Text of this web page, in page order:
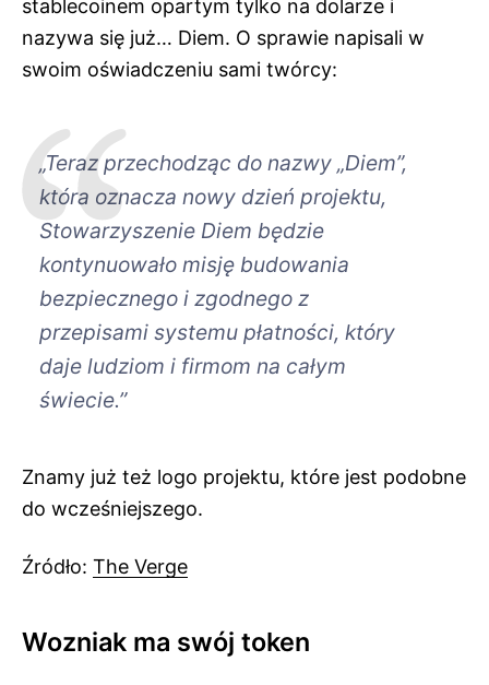
stablecoinem opartym tylko na dolarze i
nazywa się już… Diem. O sprawie napisali w
swoim oświadczeniu sami twórcy:
„Teraz przechodząc do nazwy „Diem”,
która oznacza nowy dzień projektu,
Stowarzyszenie Diem będzie
kontynuowało misję budowania
bezpiecznego i zgodnego z
przepisami systemu płatności, który
daje ludziom i firmom na całym
świecie.”
Znamy już też logo projektu, które jest podobne
do wcześniejszego.
Źródło: The Verge
Wozniak ma swój token